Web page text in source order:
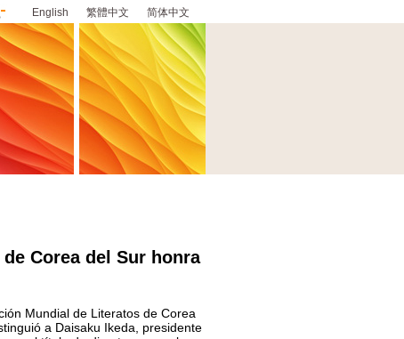
English 繁體中文 简体中文
Corea del Sur honra
Mundial de Literatos de Corea
a Daisaku Ikeda, presidente